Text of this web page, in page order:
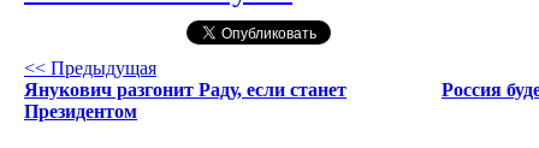
<< Предыдущая
Янукович разгонит Раду, если станет
Президентом
Россия